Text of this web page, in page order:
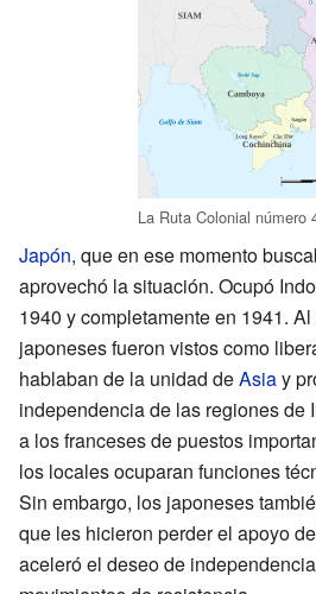
La Ruta Colonial número
Japón, que en ese momento
aprovechó la situación. Ocupó
1940 y completamente en 1941.
japoneses fueron vistos como
hablaban de la unidad deAsiay
independencia de las regiones de
a los franceses de puestos
los locales ocuparan funciones
Sin embargo, los japoneses
que les hicieron perder el apoyo
aceleró el deseo de